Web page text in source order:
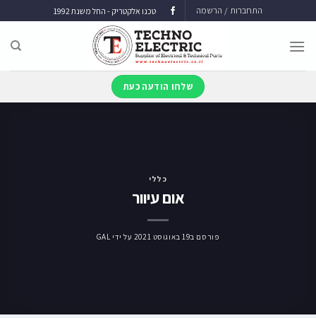
התחברות / הרשמה טכנו אלקטריק - החל משנת 1992
שלחו הודעה כעת
כללי
אום עיוור
פורסם ב19 באוגוסט 2021 על ידי GAL